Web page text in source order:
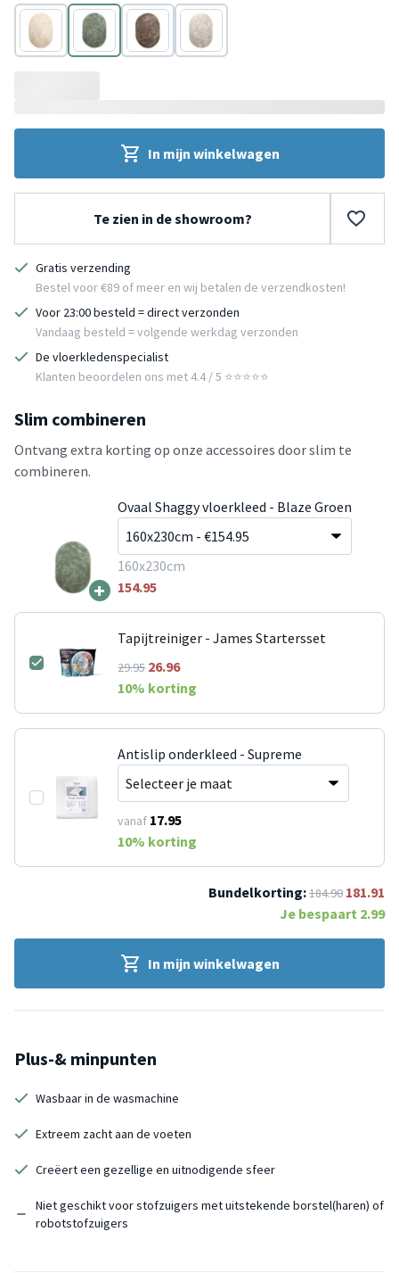
Beige Groen Taupe Crème
In mijn winkelwagen
Te zien in de showroom?
Gratis verzending
Bestel voor €89 of meer en wij betalen de verzendkosten!
Voor 23:00 besteld = direct verzonden
Vandaag besteld = volgende werkdag verzonden
De vloerkledenspecialist
Klanten beoordelen ons met 4.4 / 5 ⭐⭐⭐⭐⭐
Slim combineren
Ontvang extra korting op onze accessoires door slim te
combineren.
+
Ovaal Shaggy vloerkleed - Blaze Groen
160x230cm
154.95
Tapijtreiniger - James Startersset
29.9526.96
10% korting
Antislip onderkleed - Supreme
vanaf 17.95
10% korting
Bundelkorting:184.90 181.91
Je bespaart 2.99
In mijn winkelwagen
Plus-& minpunten
Wasbaar in de wasmachine
Extreem zacht aan de voeten
Creëert een gezellige en uitnodigende sfeer
Niet geschikt voor stofzuigers met uitstekende borstel(haren) of
robotstofzuigers